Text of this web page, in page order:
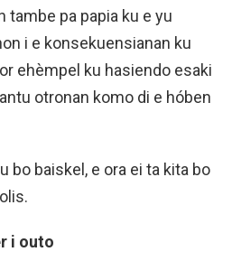
tambe pa papia ku e yu
i e konsekuensianan ku
ehèmpel ku hasiendo esaki
otronan komo di e hóben
bo baiskel, e ora ei ta kita bo
i outo